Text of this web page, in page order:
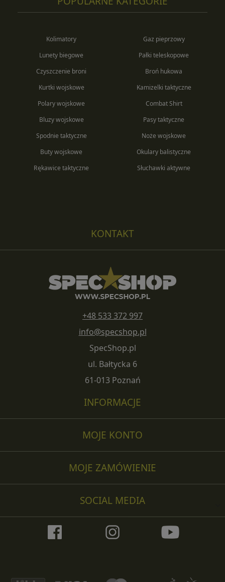
Kolimatory
Lunety biegowe
Czyszczenie broni
Gaz pieprzowy
Pałki teleskopowe
Broń hukowa
Kurtki wojskowe
Polary wojskowe
Bluzy wojskowe
Kamizelki taktyczne
Combat Shirt
Pasy taktyczne
Spodnie taktyczne
Buty wojskowe
Rękawice taktyczne
Noże wojskowe
Okulary balistyczne
Słuchawki aktywne
MOJE ZAMÓWIENIE
MOJE KONTO
KONTAKT
+48 533 372 997
info@specshop.pl
SpecShop.pl
ul. Bałtycka 6
61-013 Poznań
INFORMACJE
SOCIAL MEDIA